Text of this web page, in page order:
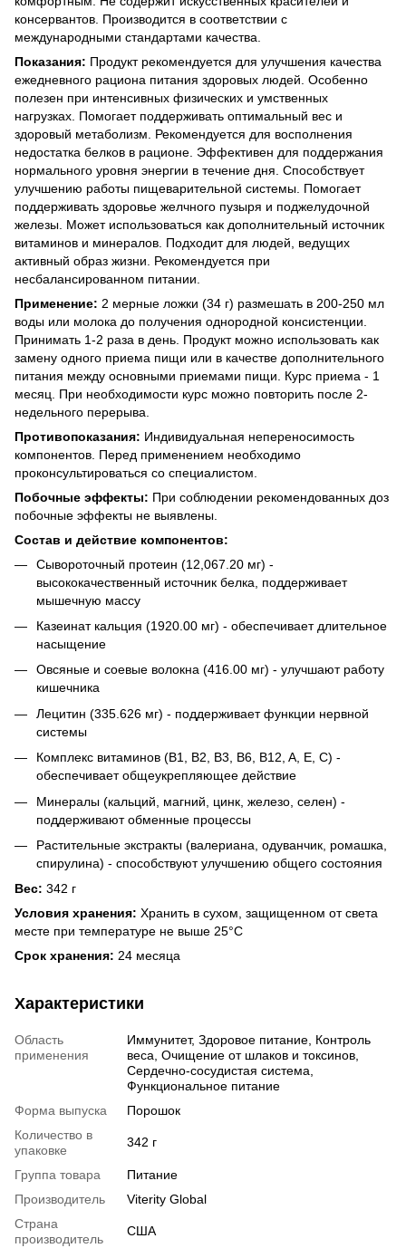
консервантов. Производится в соответствии с
международными стандартами качества.
Показания: Продукт рекомендуется для улучшения качества
ежедневного рациона питания здоровых людей. Особенно
полезен при интенсивных физических и умственных
нагрузках. Помогает поддерживать оптимальный вес и
здоровый метаболизм. Рекомендуется для восполнения
недостатка белков в рационе. Эффективен для поддержания
нормального уровня энергии в течение дня. Способствует
улучшению работы пищеварительной системы. Помогает
поддерживать здоровье желчного пузыря и поджелудочной
железы. Может использоваться как дополнительный источник
витаминов и минералов. Подходит для людей, ведущих
активный образ жизни. Рекомендуется при
несбалансированном питании.
Применение: 2 мерные ложки (34 г) размешать в 200-250 мл
воды или молока до получения однородной консистенции.
Принимать 1-2 раза в день. Продукт можно использовать как
замену одного приема пищи или в качестве дополнительного
питания между основными приемами пищи. Курс приема - 1
месяц. При необходимости курс можно повторить после 2-
недельного перерыва.
Противопоказания: Индивидуальная непереносимость
компонентов. Перед применением необходимо
проконсультироваться со специалистом.
Побочные эффекты: При соблюдении рекомендованных доз
побочные эффекты не выявлены.
​Состав и действие компонентов:
Сывороточный протеин (12,067.20 мг) -
высококачественный источник белка, поддерживает
мышечную массу
Казеинат кальция (1920.00 мг) - обеспечивает длительное
насыщение
Овсяные и соевые волокна (416.00 мг) - улучшают работу
кишечника
Лецитин (335.626 мг) - поддерживает функции нервной
системы
Комплекс витаминов (B1, B2, B3, B6, B12, A, E, C) -
обеспечивает общеукрепляющее действие
Минералы (кальций, магний, цинк, железо, селен) -
поддерживают обменные процессы
Растительные экстракты (валериана, одуванчик, ромашка,
спирулина) - способствуют улучшению общего состояния
Вес: 342 г
Условия хранения: Хранить в сухом, защищенном от света
месте при температуре не выше 25°С
Срок хранения: 24 месяца
Характеристики
Область
применения
Иммунитет, Здоровое питание, Контроль
веса, Очищение от шлаков и токсинов,
Сердечно-сосудистая система,
Функциональное питание
Форма выпуска
Порошок
Количество в
упаковке
342 г
Группа товара
Питание
Производитель
Viterity Global
Страна
производитель
США